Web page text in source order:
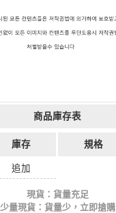
商品庫存表
庫存 規格
追加
現貨：貨量充足
少量現貨：貨量少，立即搶購